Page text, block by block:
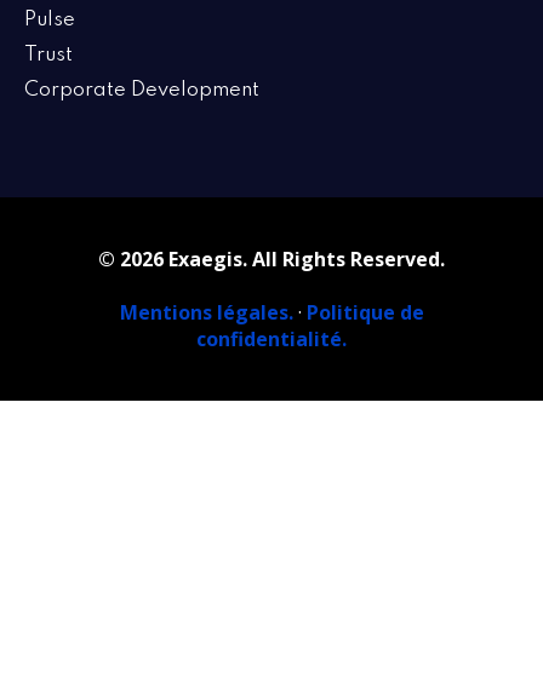
Pulse
Trust
Corporate Development
© 2026 Exaegis. All Rights Reserved.
Mentions légales.· Politique de
confidentialité.